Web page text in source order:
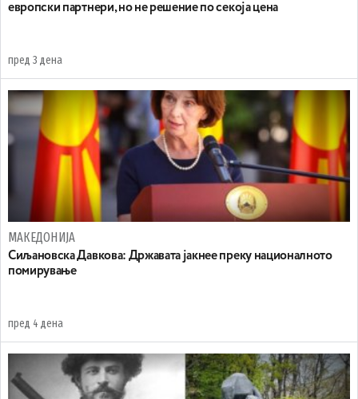
европски партнери, но не решение по секоја цена
пред 3 дена
МАКЕДОНИЈА
Сиљановска Давкова: Државата јакнее преку националното
помирување
пред 4 дена